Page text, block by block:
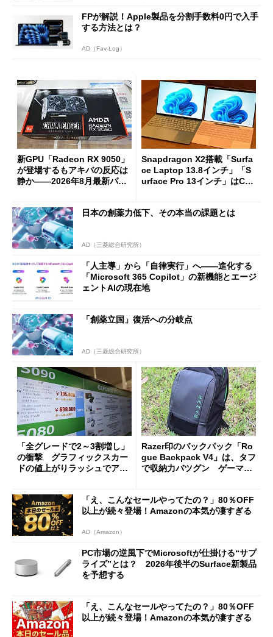
FPが解説！Apple製品を分割手数料0円で入手
する方法とは？
AD（Fav-Log）
新GPU「Radeon RX 9050」
が登場するもアキバの反応は
静か――2026年8月最新パー
Snapdragon X2搭載「Surfa
ce Laptop 13.8インチ」「S
urface Pro 13インチ」はCop
た
日本の創薬力低下、その本当の課題とは
AD（三菱総合研究所）
「人主導」から「自律実行」へ――進化する
「Microsoft 365 Copilot」の新機能とエージ
ェントAIの現在地
「創薬立国」復活への分岐点
AD（三菱総合研究所）
「全グレードで2～3割増し」
の衝撃 グラフィックスカー
ドの値上がりラッシュでアキ
Razer印のバックパック「Ro
gue Backpack V4」は、タフ
で収納力バツグン ゲーマー
「え、こんなセールやってたの？」80％OFF
以上が続々登場！Amazonの本気が凄すぎる
AD（Amazon）
PC市場の逆風下でMicrosoftが仕掛ける“サプ
ライズ”とは？ 2026年後半のSurface新製品
を予想する
「え、こんなセールやってたの？」80％OFF
以上が続々登場！Amazonの本気が凄すぎる